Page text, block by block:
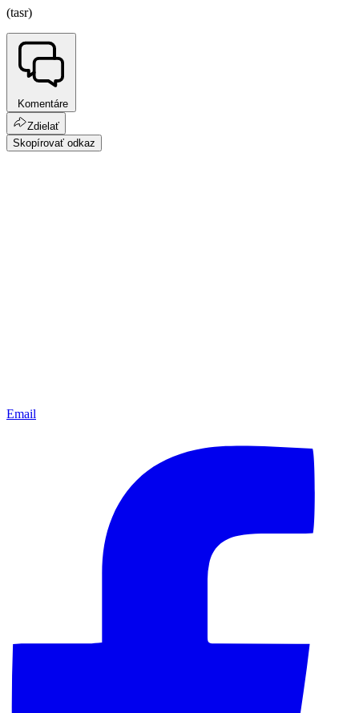
(tasr)
Komentáre
Zdielať
Skopírovať odkaz
Email